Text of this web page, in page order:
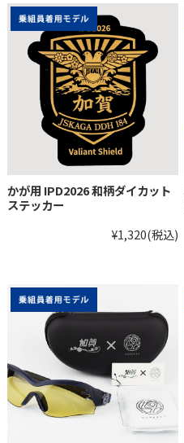
かが用 IPD2026 和柄ダイカット
ステッカー
¥1,320(税込)